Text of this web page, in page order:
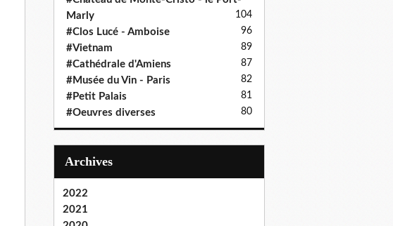
Marly
104
#Clos Lucé - Amboise 96
#Vietnam 89
#Cathédrale d'Amiens 87
#Musée du Vin - Paris 82
#Petit Palais 81
#Oeuvres diverses 80
Archives
2022
2021